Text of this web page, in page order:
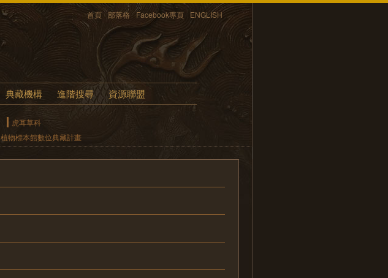
首頁 部落格 Facebook專頁 ENGLISH
典藏機構 進階搜尋 資源聯盟
虎耳草科
植物標本館數位典藏計畫